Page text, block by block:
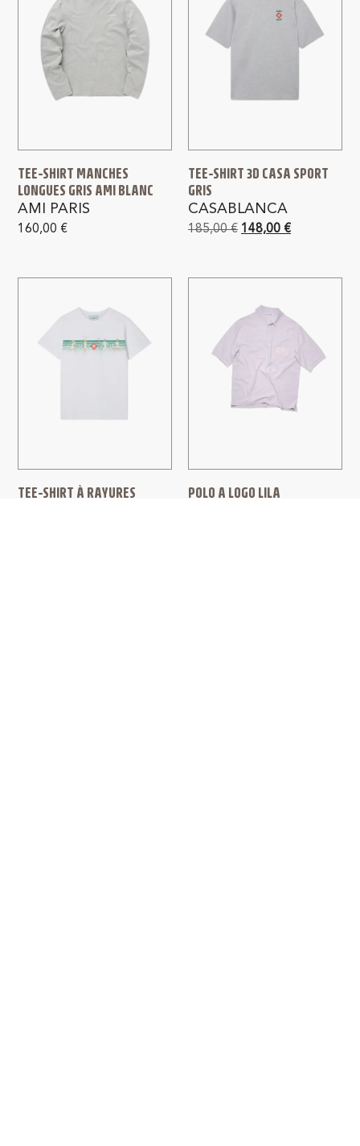
TEE-SHIRT MANCHES
LONGUES GRIS AMI BLANC
AMI PARIS
160,00 €
TEE-SHIRT 3D CASA SPORT
GRIS
CASABLANCA
185,00€ 148,00 €
TEE-SHIRT À RAYURES
POLO A LOGO LILA